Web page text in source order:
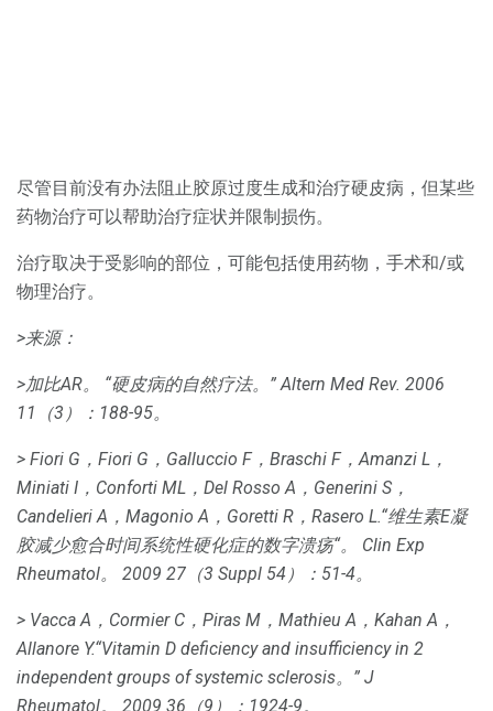
尽管目前没有办法阻止胶原过度生成和治疗硬皮病，但某些
药物治疗可以帮助治疗症状并限制损伤。
治疗取决于受影响的部位，可能包括使用药物，手术和/或
物理治疗。
>来源：
>加比AR。 “硬皮病的自然疗法。” Altern Med Rev. 2006
11（3）：188-95。
> Fiori G，Fiori G，Galluccio F，Braschi F，Amanzi L，
Miniati I，Conforti ML，Del Rosso A，Generini S，
Candelieri A，Magonio A，Goretti R，Rasero L.“维生素E凝
胶减少愈合时间系统性硬化症的数字溃疡“。
Clin Exp
Rheumatol。
2009 27（3 Suppl 54）：51-4。
> Vacca A，Cormier C，Piras M，Mathieu A，Kahan A，
Allanore Y.“Vitamin D deficiency and insufficiency in 2
independent groups of systemic sclerosis。” J
Rheumatol。
2009 36（9）：1924-9。